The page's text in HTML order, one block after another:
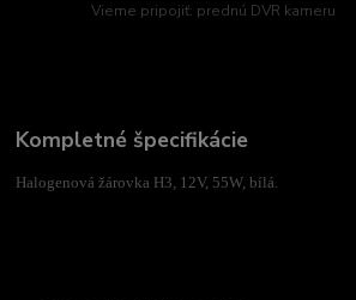
Vieme pripojiť: prednú DVR kameru
Kompletné špecifikácie
Halogenová žárovka H3, 12V, 55W, bílá.